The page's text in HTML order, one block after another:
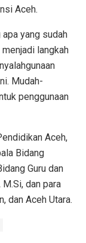
Aceh.
yang sudah
langkah
Mudah-
penggunaan
Aceh,
Bidang
Guru dan
dan para
dan Aceh Utara.